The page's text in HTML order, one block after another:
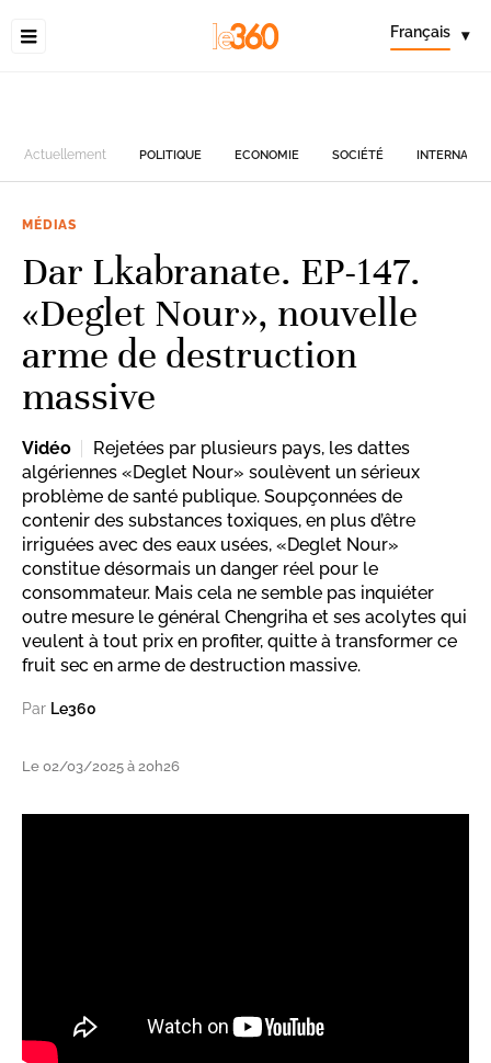
Français ▾
Actuellement POLITIQUE ECONOMIE SOCIÉTÉ
MÉDIAS
Dar Lkabranate. EP-147.
«Deglet Nour», nouvelle
arme de destruction
massive
Vidéo
Rejetées par plusieurs pays, les dattes
algériennes «Deglet Nour» soulèvent un sérieux
problème de santé publique. Soupçonnées de
contenir des substances toxiques, en plus d’être
irriguées avec des eaux usées, «Deglet Nour»
constitue désormais un danger réel pour le
consommateur. Mais cela ne semble pas inquiéter
outre mesure le général Chengriha et ses acolytes qui
veulent à tout prix en profiter, quitte à transformer ce
fruit sec en arme de destruction massive.
Par Le360
Le 02/03/2025 à 20h26